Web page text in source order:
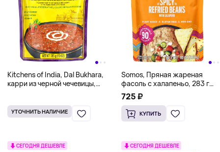
Kitchens of India, Dal Bukhara,
карри из черной чечевицы,
УТОЧНИТЬ НАЛИЧИЕ
Somos, Пряная жареная
фасоль с халапеньо, 283 г
(10 унций)
725 ₽
КУПИТЬ
СЕГОДНЯ ДЕШЕВЛЕ СЕГОДНЯ ДЕШЕВЛЕ